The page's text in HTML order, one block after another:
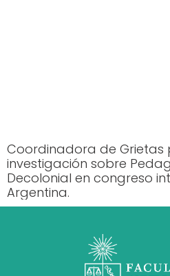
Coordinadora de Grietas
investigación sobre
Decolonial en congreso
Argentina.